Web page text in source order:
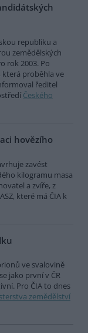
republiku a
zemědělských
rok 2003. Po
proběhla ve
ředitel
Českého
hovězího
zavést
kilogramu masa
a zvíře, z
které má ČIA k
ve svalovině
jako první v ČR
Pro ČIA to dnes
zemědělství